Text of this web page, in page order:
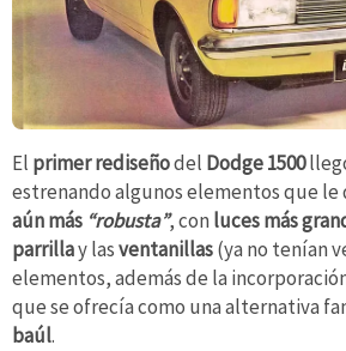
El primer rediseñodel Dodge 1500
estrenando algunos elementos que le
aún más “robusta”, con luces más
parrillay lasventanillas(ya no tenían
elementos, además de la
que se ofrecía como una alternativa
baúl.